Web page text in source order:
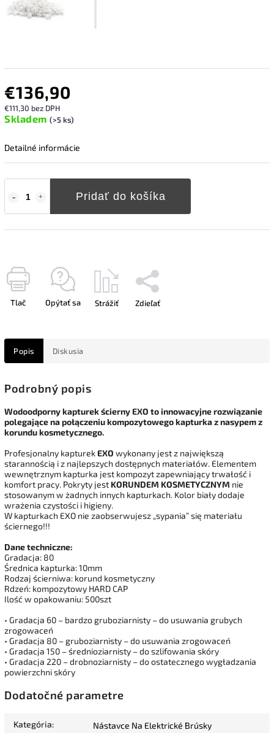
€136,90
€111,30 bez DPH
Skladem (>5 ks)
Pridať do košíka
Detailné informácie
Tlač Opýtať sa Strážiť Zdieľať
Popis Diskusia
Podrobný popis
Wodoodporny kapturek ścierny EXO to innowacyjne rozwiązanie
polegające na połączeniu kompozytowego kapturka z nasypem z
korundu kosmetycznego.
Profesjonalny kapturekEXO wykonany jest z największą
starannością i z najlepszych dostępnych materiałów. Elementem
wewnętrznym kapturka jest kompozyt zapewniający trwałość i
komfort pracy. Pokryty jest KORUNDEM KOSMETYCZNYM nie
stosowanym w żadnych innych kapturkach. Kolor biały dodaje
wrażenia czystości i higieny.
W kapturkach EXO nie zaobserwujesz „sypania” się materiału
ściernego!!!
Dane techniczne:
Gradacja: 80
Średnica kapturka: 10mm
Rodzaj ścierniwa: korund kosmetyczny
Rdzeń: kompozytowy HARD CAP
Ilość w opakowaniu: 500szt
• Gradacja 60 – bardzo gruboziarnisty – do usuwania grubych
zrogowaceń
• Gradacja 80 – gruboziarnisty – do usuwania zrogowaceń
• Gradacja 150 – średnioziarnisty – do szlifowania skóry
• Gradacja 220 – drobnoziarnisty – do ostatecznego wygładzania
powierzchni skóry
Dodatočné parametre
Kategória: Nástavce Na Elektrické Brúsky